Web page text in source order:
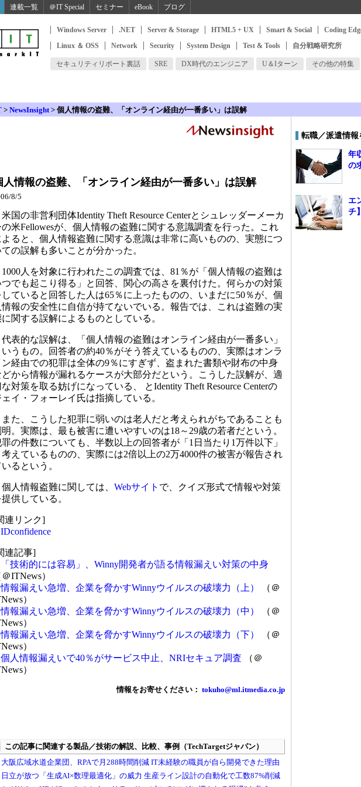
連載一覧 ＠IT Special セミナー eBook ブログ
Windows Server .NET Server & Storage HTML5 + UX Smart & Social Coding
Linux ＆ OSS
Network Security System Design Test & Tools 自分戦略研究所
セキュリティリポート裏話 SRE DX時代のエンジニア U＆Iターン その他の特集
> NewsInsight> 個人情報の盗難、「オンライン経由が一番多い」は誤解
人情報の盗難、「オンライン経由が一番多い」は誤解
8/5
国の非営利団体Identity Theft Resource Centerとシュレッダーメーカ
の米Fellowesが、個人情報の盗難に関する意識調査を行った。これ
よると、個人情報盗難に関する意識は非常に高いものの、実態につ
ての誤解も多いことが分かった。
人を対象に行われたこの調査では、81％が「個人情報の盗難は
つでも起こり得る」と回答、関心の高さを裏付けた。何らかの対策
していると回答した人は65％に上ったものの、いまだに50％が、個
情報の安全性に自信が持てないでいる。報告では、これは盗難の実
関する誤解によるものとしている。
表的な誤解は、「個人情報の盗難はオンライン経由が一番多い」
いうもの。回答者の約40％がそう答えているものの、実際はオンラ
ン経由での犯罪は全体の9％にすぎず、盗まれた書類や財布の中身
どから情報が漏れるケースが大部分だという。こうした誤解が、適
対策を取る妨げになっている、 とIdentity Theft Resource Centerの
ェイ・フォーレイ氏は指摘している。
た、こうした犯罪に弱いのは老人だと考えられがちであることも
明。実際は、最も被害に遭いやすいのは18～29歳の若者だという。
の件数についても、半数以上の回答者が「1日当たり1万件以下」
考えているものの、実際には2倍以上の2万4000件の被害が報告され
るという。
人情報盗難に関しては、 Webサイト で、クイズ形式で情報や対策
提供している。
連リンク]
IDconfidence
連記事]
「技術的には容易」、Winny開発者が語る情報漏えい対策の中身
＠ITNews）
情報漏えい急増、企業を脅かすWinnyウイルスの破壊力（上）
（＠
）
情報漏えい急増、企業を脅かすWinnyウイルスの破壊力（中）
（＠
）
情報漏えい急増、企業を脅かすWinnyウイルスの破壊力（下）
（＠
）
個人情報漏えいで40％がサービス中止、NRIセキュア調査 （＠
）
情報をお寄せください： tokuho@ml.itmedia.co.jp
転職／派遣情報
年
の
エ
チ】